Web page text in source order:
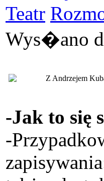
Teatr
Wys�ano
Z Andrzejem
-Jak to się
-